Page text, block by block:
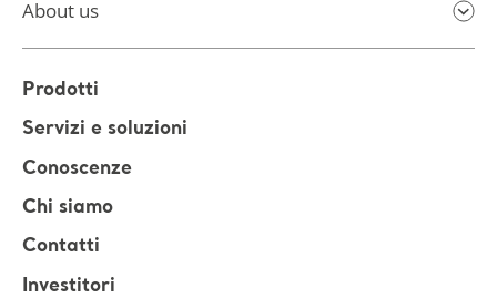
About us
Prodotti
Servizi e soluzioni
Conoscenze
Chi siamo
Contatti
Investitori